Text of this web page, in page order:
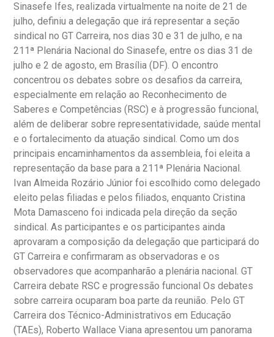
Sinasefe Ifes, realizada virtualmente na noite de 21 de
julho, definiu a delegação que irá representar a seção
sindical no GT Carreira, nos dias 30 e 31 de julho, e na
211ª Plenária Nacional do Sinasefe, entre os dias 31 de
julho e 2 de agosto, em Brasília (DF). O encontro
concentrou os debates sobre os desafios da carreira,
especialmente em relação ao Reconhecimento de
Saberes e Competências (RSC) e à progressão funcional,
além de deliberar sobre representatividade, saúde mental
e o fortalecimento da atuação sindical. Como um dos
principais encaminhamentos da assembleia, foi eleita a
representação da base para a 211ª Plenária Nacional.
Ivan Almeida Rozário Júnior foi escolhido como delegado
eleito pelas filiadas e pelos filiados, enquanto Cristina
Mota Damasceno foi indicada pela direção da seção
sindical. As participantes e os participantes ainda
aprovaram a composição da delegação que participará do
GT Carreira e confirmaram as observadoras e os
observadores que acompanharão a plenária nacional. GT
Carreira debate RSC e progressão funcional Os debates
sobre carreira ocuparam boa parte da reunião. Pelo GT
Carreira dos Técnico-Administrativos em Educação
(TAEs), Roberto Wallace Viana apresentou um panorama